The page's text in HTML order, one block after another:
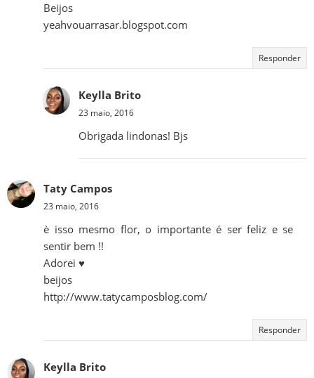
Beijos
yeahvouarrasar.blogspot.com
Responder
Keylla Brito
23 maio, 2016
Obrigada lindonas! Bjs
Taty Campos
23 maio, 2016
è isso mesmo flor, o importante é ser feliz e se
sentir bem !!
Adorei ♥
beijos
http://www.tatycamposblog.com/
Responder
Keylla Brito